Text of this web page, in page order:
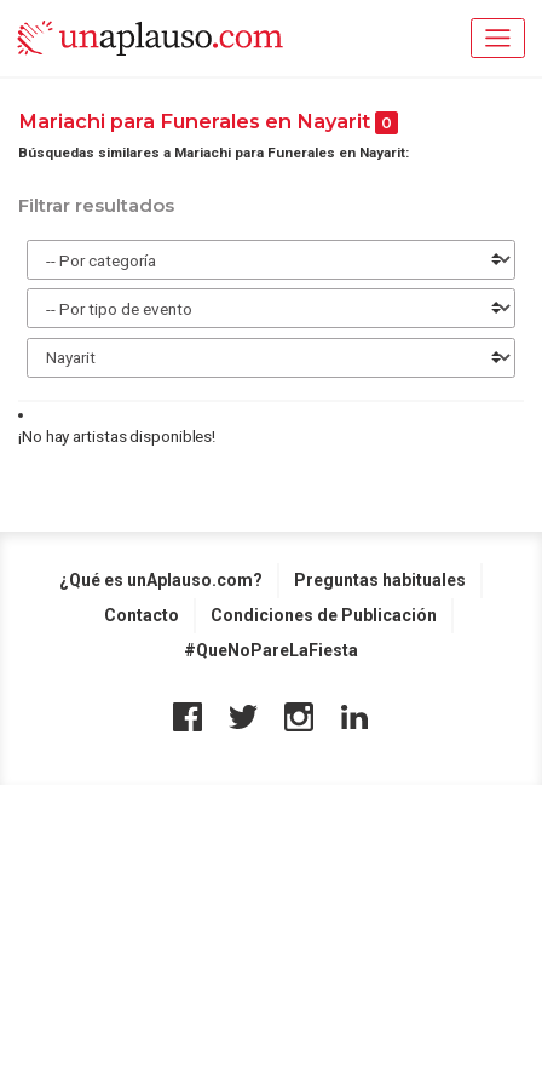
Mariachi para Funerales en Nayarit 0
Búsquedas similares a Mariachi para Funerales en Nayarit:
Filtrar resultados
¡No hay artistas disponibles!
¿Qué es unAplauso.com?
Preguntas habituales
Contacto
Condiciones de Publicación
#QueNoPareLaFiesta